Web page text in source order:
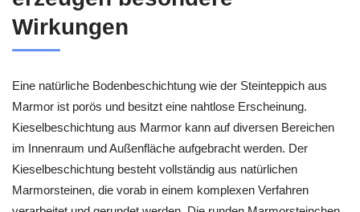
Wirkungen
Eine natürliche Bodenbeschichtung wie der Steinteppich aus
Marmor ist porös und besitzt eine nahtlose Erscheinung.
Kieselbeschichtung aus Marmor kann auf diversen Bereichen
im Innenraum und Außenfläche aufgebracht werden. Der
Kieselbeschichtung besteht vollständig aus natürlichen
Marmorsteinen, die vorab in einem komplexen Verfahren